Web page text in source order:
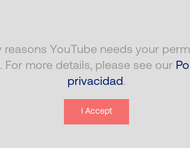
reasons YouTube needs your
For more details, please see our
privacidad.
I Accept